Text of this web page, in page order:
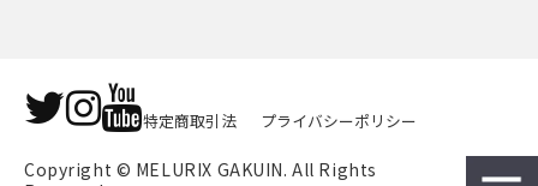
特定商取引法 プライバシーポリシー
Copyright © MELURIX GAKUIN. All Rights